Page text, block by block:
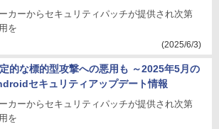
カーからセキュリティパッチが提供され次第
を
(2025/6/3)
的な標的型攻撃への悪用も ～2025年5月の
セキュリティアップデート情報
カーからセキュリティパッチが提供され次第
を